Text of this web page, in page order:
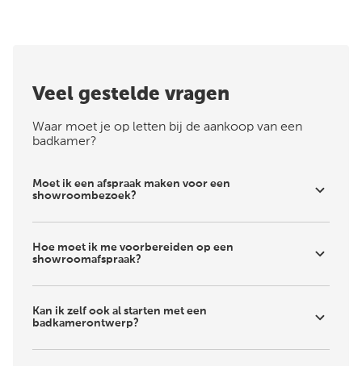
Veel gestelde vragen
Waar moet je op letten bij de aankoop van een
badkamer?
Moet ik een afspraak maken voor een
showroombezoek?
Hoe moet ik me voorbereiden op een
showroomafspraak?
Kan ik zelf ook al starten met een
badkamerontwerp?